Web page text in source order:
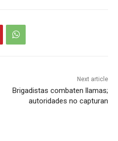
Next article
Brigadistas combaten llamas;
autoridades no capturan